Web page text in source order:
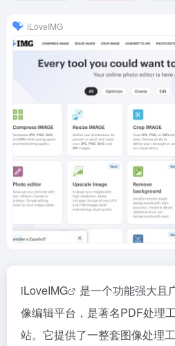
iLoveIMG
iLoveIMG
是一个功能强大且
像编辑平台，是著名PDF处理
站。它提供了一整套图像处理